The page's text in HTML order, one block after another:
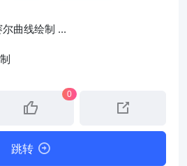
曲线绘制 ...
0
跳转